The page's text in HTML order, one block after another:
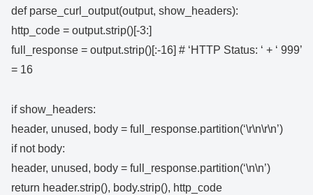
def parse_curl_output(output, show_headers):
http_code = output.strip()[-3:]
full_response = output.strip()[:-16] # ‘HTTP Status: ‘ + ‘ 999’
= 16
if show_headers:
header, unused, body = full_response.partition(‘\r\n\r\n’)
if not body:
header, unused, body = full_response.partition(‘\n\n’)
return header.strip(), body.strip(), http_code